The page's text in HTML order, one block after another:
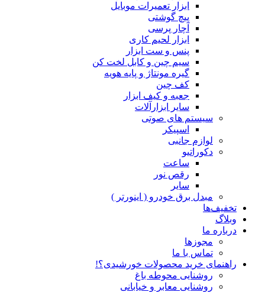
ابزار تعمیرات موبایل
پیچ گوشتی
آچار پرسی
ابزار لحیم کاری
پنس و ست ابزار
سیم چین و کابل لخت کن
گیره مونتاژ و پایه هویه
کف چین
جعبه و کیف ابزار
سایر ابزارآلات
سیستم های صوتی
اسپیکر
لوازم جانبی
دکوراتیو
ساعت
رقص نور
سایر
مبدل برق خودرو ( اینورتر )
تخفیف‌ها
وبلاگ
درباره ما
مجوزها
تماس با ما
راهنمای خرید محصولات خورشیدی؟!
روشنایی محوطه باغ
روشنایی معابر و خیابانی